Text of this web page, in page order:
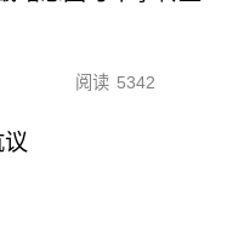
阅读 5342